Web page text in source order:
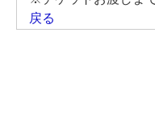
戻る